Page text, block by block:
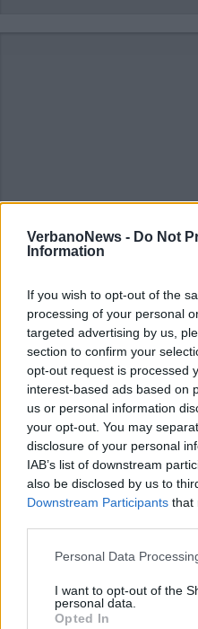
VerbanoNews - Do Not
Information
If you wish to opt-out of the
processing of your personal
targeted advertising by us,
section to confirm your
opt-out request is processed
interest-based ads based on
us or personal information
your opt-out. You may
disclosure of your personal
IAB’s list of downstream
also be disclosed by us to
Downstream Participants that
Personal Data
I want to opt-out of the
personal data.
Opted In
ALTRE NOTIZIE DI